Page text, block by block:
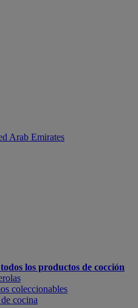
Arab Emirates
los productos de cocción
coleccionables
de cocina